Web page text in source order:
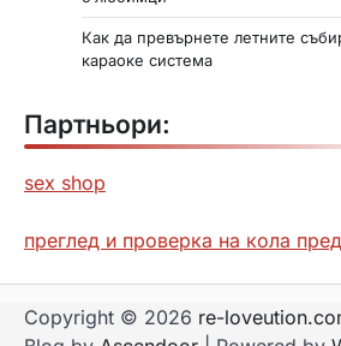
Как да превърнете летните
караоке система
Партньори:
sex shop
преглед и проверка на кола
Copyright © 2026 re-